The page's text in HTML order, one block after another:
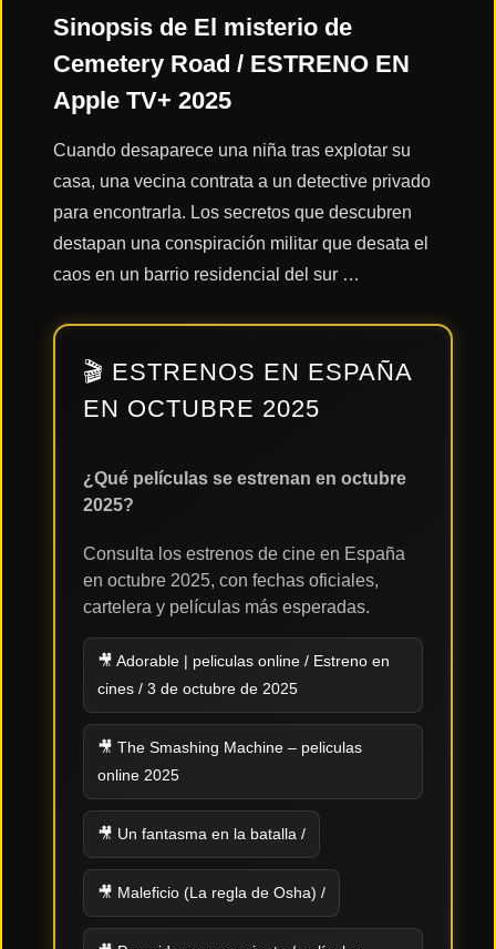
GÉNEROS
Acción
Tendencias
Sinopsis de El misterio de
Cemetery Road / ESTRENO EN
Apple TV+ 2025
Cuando desaparece una niña tras explotar su
casa, una vecina contrata a un detective privado
para encontrarla. Los secretos que descubren
destapan una conspiración militar que desata el
caos en un barrio residencial del sur …
🎬 ESTRENOS EN ESPAÑA
EN OCTUBRE 2025
¿Qué películas se estrenan en octubre
2025?
Consulta los estrenos de cine en España
en octubre 2025, con fechas oficiales,
cartelera y películas más esperadas.
🎥 Adorable | peliculas online / Estreno en
cines / 3 de octubre de 2025
🎥 The Smashing Machine – peliculas
online 2025
🎥 Un fantasma en la batalla /
🎥 Maleficio (La regla de Osha) /